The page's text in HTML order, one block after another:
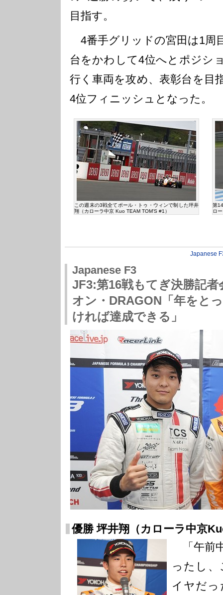
目指す。
4番手グリッドの宮田は1周
台をかわして4位へとポジシ
行く車両を攻め、表彰台を目
4位フィニッシュとなった。
この週末の3戦全てポール・トゥ・ウィンで制した坪井
翔（カローラ中京 Kuo TEAM TOM'S #1）
第
ロ
Japanese
Japanese F3
JF3:第16戦もてぎ決勝記
オン・DRAGON「年をと
ければ達成できる」
優勝 坪井翔（カローラ中京
「午前
ったし
イヤだ